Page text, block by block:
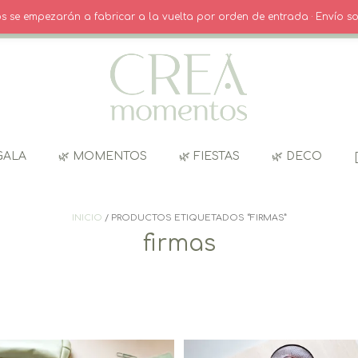
· INICIO SESIÓN / REGISTRO CARRITO
🌿 MOMENTOS 🌿 FIESTAS 🌿 DECO
INICIO / PRODUCTOS ETIQUETADOS “FIRMAS”
firmas
empezarán a fabricar a la vuelta por orden de entrada · Envío